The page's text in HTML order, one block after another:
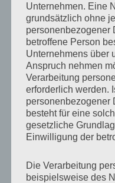
Im April 1683 wurde
Sulzbach dem
Frau ein zweiter Sohn
Namen Johann
zunächst den
älterer Bruder
Stahlkonzerne des
Während seiner Lehr-
sich Johann Michael
Zufall: Bei einer
Unternehmen. Eine
grundsätzlich ohne
personenbezogener
betroffene Person
Unternehmens über
Anspruch nehmen
Verarbeitung
erforderlich werden.
personenbezogener
besteht für eine
gesetzliche
Einwilligung der
Die Verarbeitung
beispielsweise des